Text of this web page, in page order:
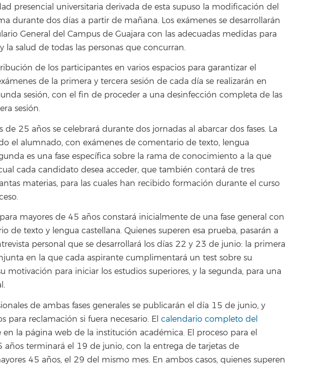
presencial universitaria derivada de esta supuso la modificación del
durante dos días a partir de mañana. Los exámenes se desarrollarán
General del Campus de Guajara con las adecuadas medidas para
la salud de todas las personas que concurran.
de los participantes en varios espacios para garantizar el
de la primera y tercera sesión de cada día se realizarán en
sesión, con el fin de proceder a una desinfección completa de las
sesión.
de 25 años se celebrará durante dos jornadas al abarcar dos fases. La
el alumnado, con exámenes de comentario de texto, lengua
es una fase específica sobre la rama de conocimiento a la que
cada candidato desea acceder, que también contará de tres
materias, para las cuales han recibido formación durante el curso
mayores de 45 años constará inicialmente de una fase general con
de texto y lengua castellana. Quienes superen esa prueba, pasarán a
personal que se desarrollará los días 22 y 23 de junio: la primera
en la que cada aspirante cumplimentará un test sobre su
motivación para iniciar los estudios superiores, y la segunda, para una
de ambas fases generales se publicarán el día 15 de junio, y
para reclamación si fuera necesario. El calendario completo del
en la página web de la institución académica. El proceso para el
terminará el 19 de junio, con la entrega de tarjetas de
45 años, el 29 del mismo mes. En ambos casos, quienes superen